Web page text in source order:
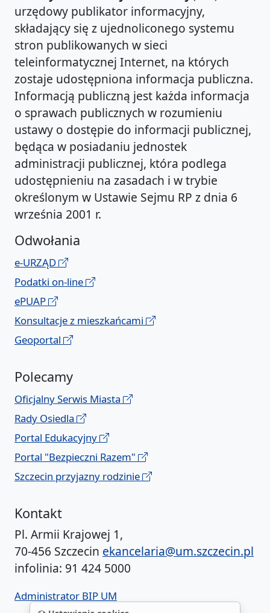
urzędowy publikator informacyjny,
składający się z ujednoliconego systemu
stron publikowanych w sieci
teleinformatycznej Internet, na których
zostaje udostępniona informacja publiczna.
Informacją publiczną jest każda informacja
o sprawach publicznych w rozumieniu
ustawy o dostępie do informacji publicznej,
będąca w posiadaniu jednostek
administracji publicznej, która podlega
udostępnieniu na zasadach i w trybie
określonym w Ustawie Sejmu RP z dnia 6
września 2001 r.
Odwołania
e-URZĄD
Podatki on-line
ePUAP
Konsultacje z mieszkańcami
Geoportal
Polecamy
Oficjalny Serwis Miasta
Rady Osiedla
Portal Edukacyjny
Portal "Bezpieczni Razem"
Szczecin przyjazny rodzinie
Kontakt
Pl. Armii Krajowej 1,
70-456 Szczecin ekancelaria@um.szczecin.pl
infolinia: 91 424 5000
Administrator BIP UM